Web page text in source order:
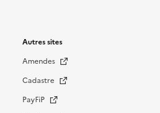
Autres sites
Amendes
Cadastre
PayFiP